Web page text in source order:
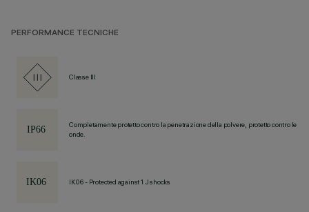
PERFORMANCE TECNICHE
Classe III
Completamente protetto contro la penetrazione della polvere, protetto contro le
onde.
IK06 - Protected against 1 J shocks